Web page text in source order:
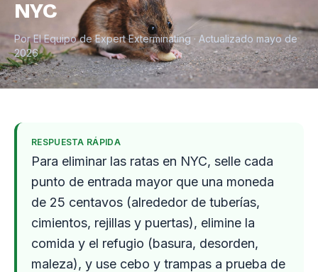
NYC
Por El Equipo de Expert Exterminating · Actualizado mayo de
2026
RESPUESTA RÁPIDA
Para eliminar las ratas en NYC, selle cada
punto de entrada mayor que una moneda
de 25 centavos (alrededor de tuberías,
cimientos, rejillas y puertas), elimine la
comida y el refugio (basura, desorden,
maleza), y use cebo y trampas a prueba de